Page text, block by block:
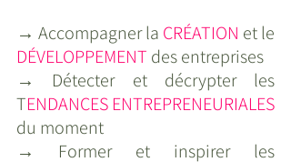
→ Accompagner la CRÉATION
DÉVELOPPEMENT des entreprises
→ Détecter et décrypter les
TENDANCES ENTREPRENEURIALES
du moment